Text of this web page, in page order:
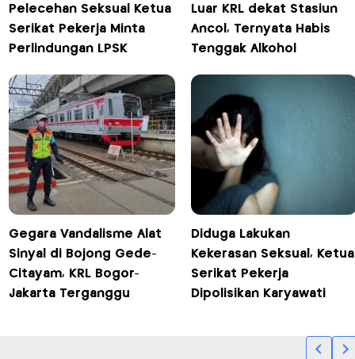
Pelecehan Seksual Ketua
Serikat Pekerja Minta
Perlindungan LPSK
Luar KRL dekat Stasiun
Ancol, Ternyata Habis
Tenggak Alkohol
Gegara Vandalisme Alat
Sinyal di Bojong Gede-
Citayam, KRL Bogor-
Jakarta Terganggu
Diduga Lakukan
Kekerasan Seksual, Ketua
Serikat Pekerja
Dipolisikan Karyawati